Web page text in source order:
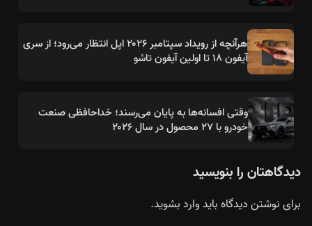
هرآنچه از رویداد سپتامبر ۲۰۲۶ اپل انتظار می‌رود؛ از سری
آیفون ۱۸ تا اولین آیفون تاشو
وقتی افسانه‌ها به پایان می‌رسند؛ خداحافظی صنعت
خودرو با ۲۷ محصول در سال ۲۰۲۶
دیدگاهتان را بنویسید
برای نوشتن دیدگاه بایدوارد بشوید.